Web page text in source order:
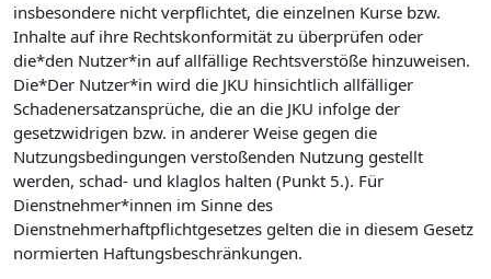
insbesondere nicht verpflichtet, die einzelnen Kurse bzw.
Inhalte auf ihre Rechtskonformität zu überprüfen oder
die*den Nutzer*in auf allfällige Rechtsverstöße hinzuweisen.
Die*Der Nutzer*in wird die JKU hinsichtlich allfälliger
Schadenersatzansprüche, die an die JKU infolge der
gesetzwidrigen bzw. in anderer Weise gegen die
Nutzungsbedingungen verstoßenden Nutzung gestellt
werden, schad- und klaglos halten (Punkt 5.). Für
Dienstnehmer*innen im Sinne des
Dienstnehmerhaftpflichtgesetzes gelten die in diesem Gesetz
normierten Haftungsbeschränkungen.